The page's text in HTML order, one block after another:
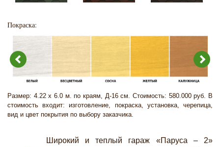
Покраска:
Размер: 4.22 х 6.0 м. по краям, Д-16 см. Стоимость: 580.000 руб. В
стоимость входит: изготовление, покраска, установка, черепица,
вид и цвет покрытия по выбору заказчика.
Широкий и теплый гараж «Паруса – 2»